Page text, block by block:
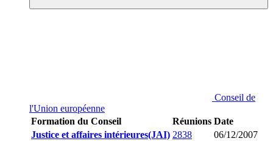
Conseil de
l'Union européenne
Formation du Conseil
Réunions Date
Justice et affaires intérieures(JAI) 2838
06/12/2007